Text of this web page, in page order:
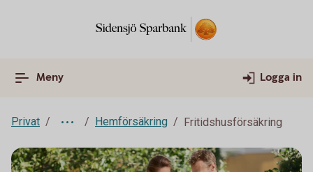
Meny Logga in
Privat Hemförsäkring Fritidshusförsäkring